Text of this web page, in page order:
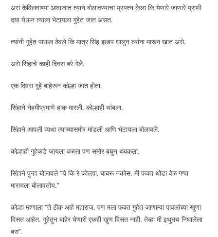
असं केविलवाण्या आवाजात त्याने बोलावण्याचा प्रयत्न केला कि येणारे जाणारे प्राणी
दया येऊन त्याला भेटायला गुहेत जात असत.
त्यांनी गुहेत पाऊल ठेवले कि मात्र सिंह झडप घालुन त्यांना मारून खात असे.
असे सिंहाचे काही दिवस बरे गेले.
एक दिवस गुहे बाहेरून कोल्हा जात होता.
सिंहाने नेहमीप्रमाणे हाक मारली. कोल्हाही थांबला.
सिंहाने आपली व्यथा त्याच्यासमोर मांडली आणि भेटायला बोलावले.
कोल्हाही गुहेकडे जायला वळला पण समोर बघुन थबकला.
सिंहाने पुन्हा बोलावले “ये कि रे कोल्ह्या, घाबरू नकोस. मी फक्त थोडा वेळ गप्पा
मारायला बोलावतोय.”
कोल्हा म्हणाला “ते ठीक आहे महाराज. पण मला फक्त गुहेत जाणाऱ्या पावलांच्या खुणा
दिसत आहेत. गुहेतुन बाहेर येणारी एकही खुण दिसत नाही. तेव्हा मी इथुनच निघालेला
बरा”.